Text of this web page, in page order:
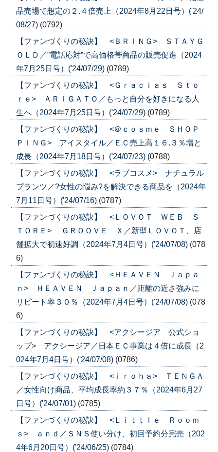
品売場で想定の２.４倍売上（2024年8月22日号）('24/
08/27) (0792)
【ファンづくりの秘訣】 <ＢＲＩＮＧ> ＳＴＡＹＧ
ＯＬＤ／”電話応対”で高価格帯商品の販売促進（2024
年7月25日号）('24/07/29) (0789)
【ファンづくりの秘訣】 <Ｇｒａｃｉａｓ Ｓｔｏ
ｒｅ> ＡＲＩＧＡＴＯ／もっと自分を好きになる人
生へ（2024年7月25日号）('24/07/29) (0789)
【ファンづくりの秘訣】 <＠ｃｏｓｍｅ ＳＨＯＰ
ＰＩＮＧ> アイスタイル／ＥＣ売上高１６.３％増と
成長（2024年7月18日号）('24/07/23) (0788)
【ファンづくりの秘訣】 <ラブコスメ> ナチュラル
プランツ／?女性の悩み?を解決できる商品を（2024年
7月11日号）('24/07/16) (0787)
【ファンづくりの秘訣】 <ＬＯＶＯＴ ＷＥＢ Ｓ
ＴＯＲＥ> ＧＲＯＯＶＥ Ｘ／新型ＬＯＶＯＴ、店
舗拡大で初速好調（2024年7月4日号）('24/07/08) (078
6)
【ファンづくりの秘訣】 <ＨＥＡＶＥＮ Ｊａｐａ
ｎ> ＨＥＡＶＥＮ Ｊａｐａｎ／距離の近さ強みに
リピート率３０％（2024年7月4日号）('24/07/08) (078
6)
【ファンづくりの秘訣】 <アクシージア 公式ショ
ップ> アクシージア／日本ＥＣ事業は４倍に成長（2
024年7月4日号）('24/07/08) (0786)
【ファンづくりの秘訣】 <ｉｒｏｈａ> ＴＥＮＧＡ
／女性向け商品、平均成長率約３７％（2024年6月27
日号）('24/07/01) (0785)
【ファンづくりの秘訣】 <Ｌｉｔｔｌｅ Ｒｏｏｍ
ｓ> ａｎｄ／ＳＮＳ使い分け、初回予約分完売（202
4年6月20日号）('24/06/25) (0784)